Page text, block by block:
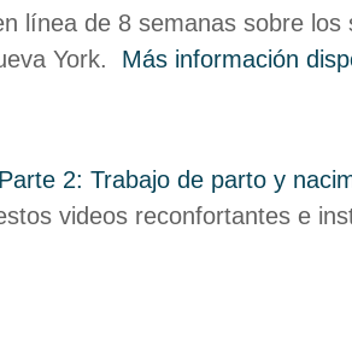
línea de 8 semanas sobre
York. Más información
Parte 2: Trabajo de parto y
videos reconfortantes e